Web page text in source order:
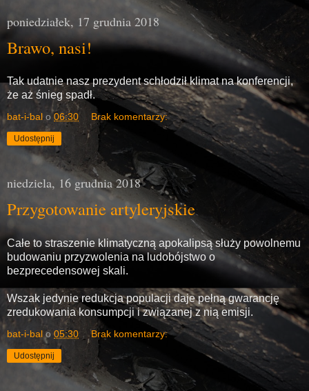
poniedziałek, 17 grudnia 2018
Brawo, nasi!
Tak udatnie nasz prezydent schłodził klimat na konferencji,
że aż śnieg spadł.
bat-i-bal o 06:30 Brak komentarzy:
Udostępnij
niedziela, 16 grudnia 2018
Przygotowanie artyleryjskie
Całe to straszenie klimatyczną apokalipsą służy powolnemu
budowaniu przyzwolenia na ludobójstwo o
bezprecedensowej skali.
Wszak jedynie redukcja populacji daje pełną gwarancję
zredukowania konsumpcji i związanej z nią emisji.
bat-i-bal o 05:30 Brak komentarzy:
Udostępnij